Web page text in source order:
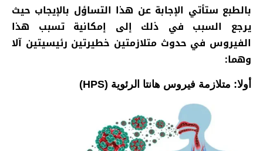
بالطبع ستأتي الإجابة عن هذا التساؤل بالإيجاب حيث
يرجع السبب في ذلك إلى إمكانية تسبب هذا
الفيروس في حدوث متلازمتين خطيرتين رئيسيتين آلا
وهما:
أولا: متلازمة فيروس هانتا الرئوية (HPS
)